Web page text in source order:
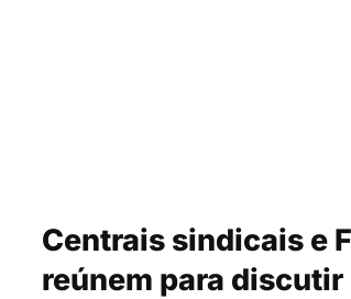
Centrais sindicais e
reúnem para discutir